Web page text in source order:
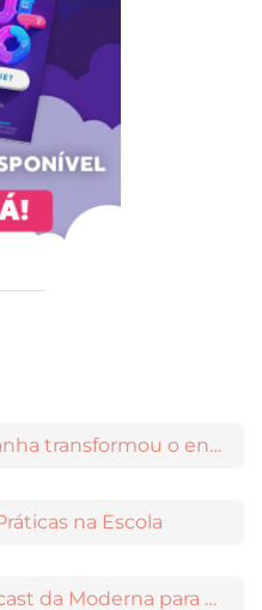
Maria Lúcia de Arruda Aranha transformou o ensino de Filosofia no Brasil
na Escola
PNLD Na Prática: o videocast da Moderna para apoiar a escolha das obras aprovadas